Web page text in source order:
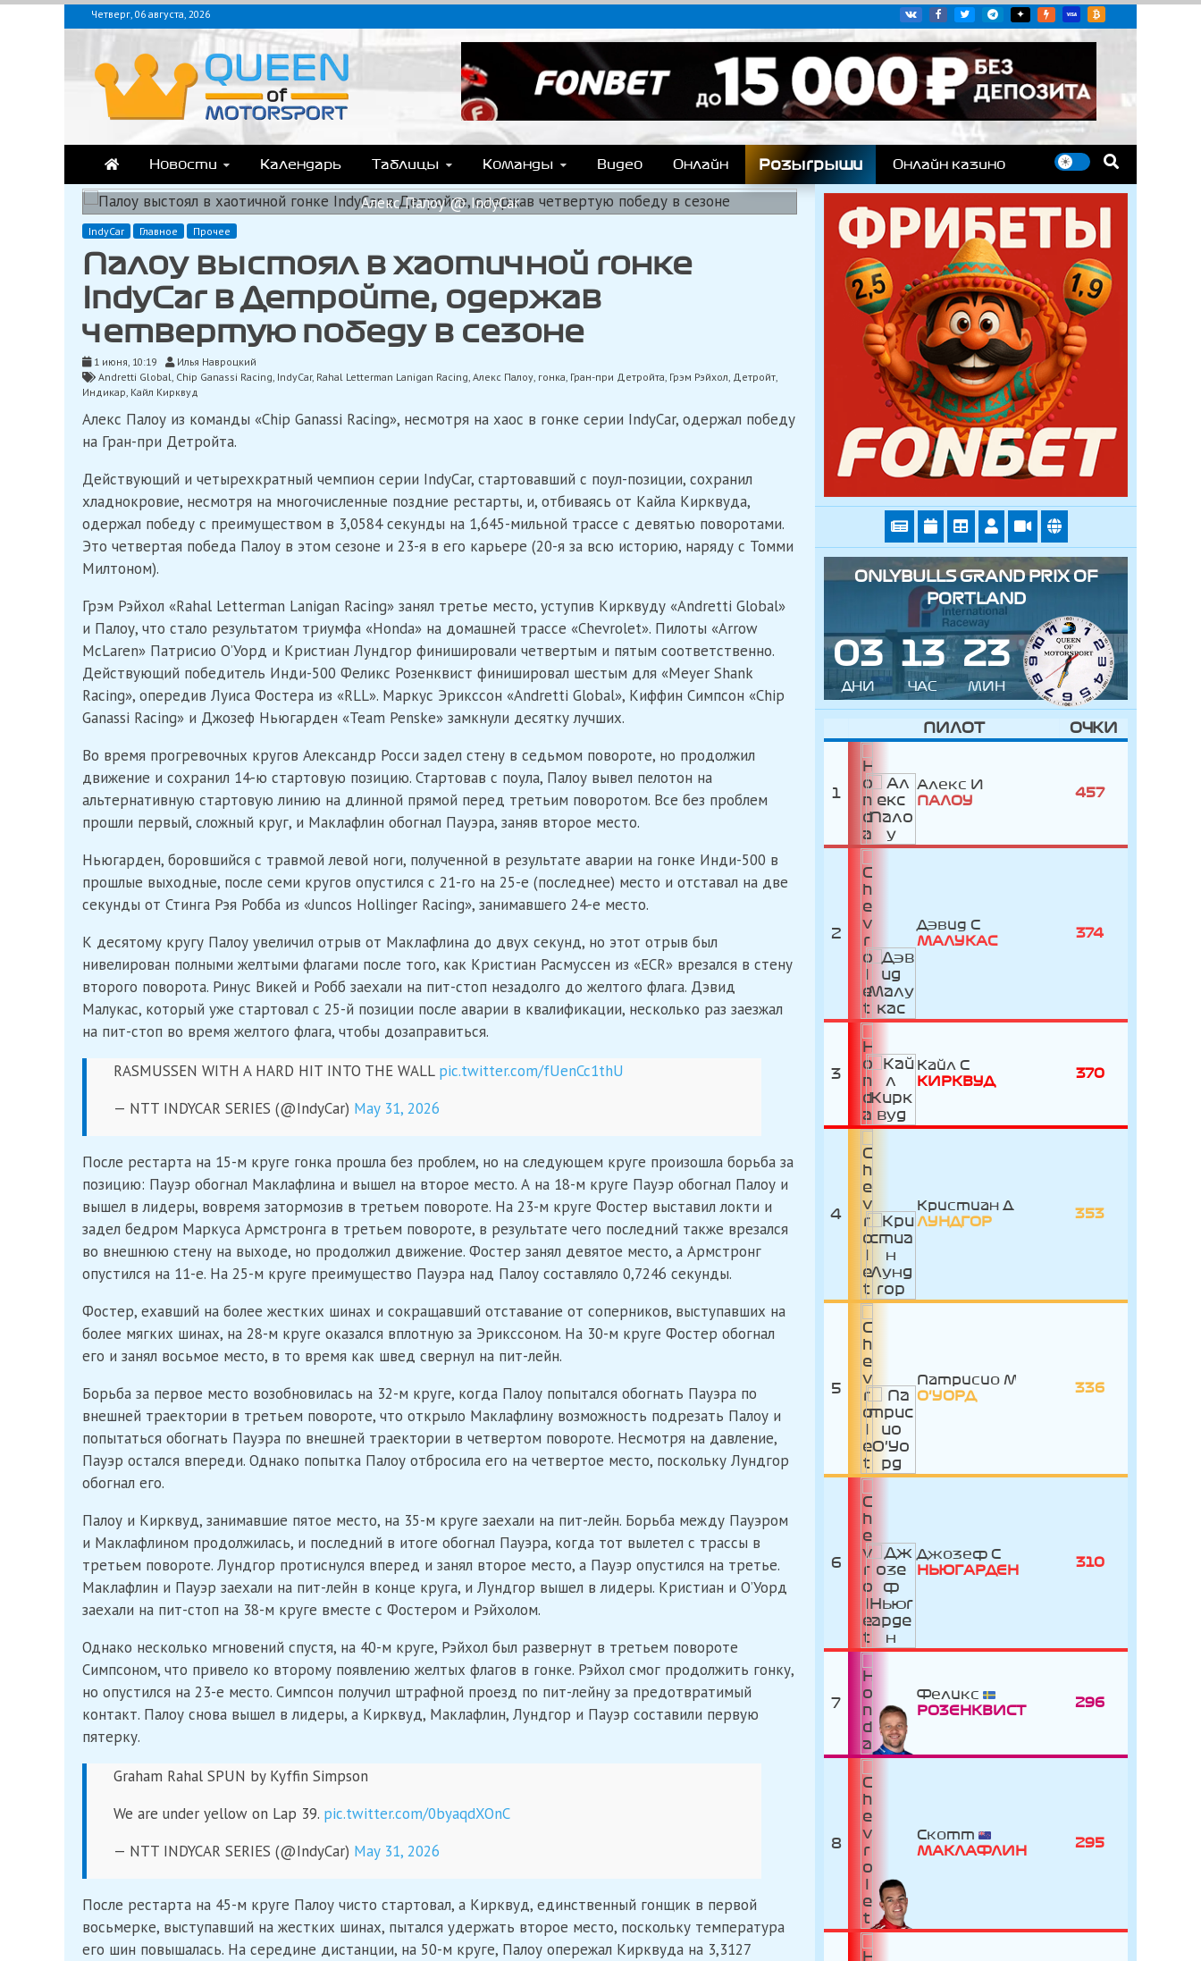
Перейти
к
содержимому
Четверг, 06 августа, 2026
QUEEN-OF-MOTORSPORT.COM
Аналитика, статистика, трансляции Формулы-1 (Ф2/Ф3/F1 Academy), Формулы Е, Moto GP, DTM, IndyCar, NASCAR, WRC (Dakar, WRX), WEC, IMSA и других гоночных серий
Новости Календарь Таблицы Команды Видео Онлайн Розыгрыши Онлайн казино
Алекс Палоу @ IndyCar
IndyCar Главное Прочее
Палоу выстоял в хаотичной гонке
IndyCar в Детройте, одержав
четвертую победу в сезоне
1 июня, 10:19
Илья Навроцкий
Andretti Global, Chip Ganassi Racing, IndyCar, Rahal Letterman Lanigan Racing, Алекс Палоу, гонка, Гран-при Детройта, Грэм Рэйхол, Детройт,
Индикар, Кайл Кирквуд
Алекс Палоу из команды «Chip Ganassi Racing», несмотря на хаос в гонке серии IndyCar, одержал победу
на Гран-при Детройта.
Действующий и четырехкратный чемпион серии IndyCar, стартовавший с поул-позиции, сохранил
хладнокровие, несмотря на многочисленные поздние рестарты, и, отбиваясь от Кайла Кирквуда,
одержал победу с преимуществом в 3,0584 секунды на 1,645-мильной трассе с девятью поворотами.
Это четвертая победа Палоу в этом сезоне и 23-я в его карьере (20-я за всю историю, наряду с Томми
Милтоном).
Грэм Рэйхол «Rahal Letterman Lanigan Racing» занял третье место, уступив Кирквуду «Andretti Global»
и Палоу, что стало результатом триумфа «Honda» на домашней трассе «Chevrolet». Пилоты «Arrow
McLaren» Патрисио О’Уорд и Кристиан Лундгор финишировали четвертым и пятым соответственно.
Действующий победитель Инди-500 Феликс Розенквист финишировал шестым для «Meyer Shank
Racing», опередив Луиса Фостера из «RLL». Маркус Эрикссон «Andretti Global», Киффин Симпсон «Chip
Ganassi Racing» и Джозеф Ньюгарден «Team Penske» замкнули десятку лучших.
Во время прогревочных кругов Александр Росси задел стену в седьмом повороте, но продолжил
движение и сохранил 14-ю стартовую позицию. Стартовав с поула, Палоу вывел пелотон на
альтернативную стартовую линию на длинной прямой перед третьим поворотом. Все без проблем
прошли первый, сложный круг, и Маклафлин обогнал Пауэра, заняв второе место.
Ньюгарден, боровшийся с травмой левой ноги, полученной в результате аварии на гонке Инди-500 в
прошлые выходные, после семи кругов опустился с 21-го на 25-е (последнее) место и отставал на две
секунды от Стинга Рэя Робба из «Juncos Hollinger Racing», занимавшего 24-е место.
К десятому кругу Палоу увеличил отрыв от Маклафлина до двух секунд, но этот отрыв был
нивелирован полными желтыми флагами после того, как Кристиан Расмуссен из «ECR» врезался в стену
второго поворота. Ринус Викей и Робб заехали на пит-стоп незадолго до желтого флага. Дэвид
Малукас, который уже стартовал с 25-й позиции после аварии в квалификации, несколько раз заезжал
на пит-стоп во время желтого флага, чтобы дозаправиться.
RASMUSSEN WITH A HARD HIT INTO THE WALL pic.twitter.com/fUenCc1thU
— NTT INDYCAR SERIES (@IndyCar) May 31, 2026
После рестарта на 15-м круге гонка прошла без проблем, но на следующем круге произошла борьба за
позицию: Пауэр обогнал Маклафлина и вышел на второе место. А на 18-м круге Пауэр обогнал Палоу и
вышел в лидеры, вовремя затормозив в третьем повороте. На 23-м круге Фостер выставил локти и
задел бедром Маркуса Армстронга в третьем повороте, в результате чего последний также врезался
во внешнюю стену на выходе, но продолжил движение. Фостер занял девятое место, а Армстронг
опустился на 11-е. На 25-м круге преимущество Пауэра над Палоу составляло 0,7246 секунды.
Фостер, ехавший на более жестких шинах и сокращавший отставание от соперников, выступавших на
более мягких шинах, на 28-м круге оказался вплотную за Эрикссоном. На 30-м круге Фостер обогнал
его и занял восьмое место, в то время как швед свернул на пит-лейн.
Борьба за первое место возобновилась на 32-м круге, когда Палоу попытался обогнать Пауэра по
внешней траектории в третьем повороте, что открыло Маклафлину возможность подрезать Палоу и
попытаться обогнать Пауэра по внешней траектории в четвертом повороте. Несмотря на давление,
Пауэр остался впереди. Однако попытка Палоу отбросила его на четвертое место, поскольку Лундгор
обогнал его.
Палоу и Кирквуд, занимавшие пятое место, на 35-м круге заехали на пит-лейн. Борьба между Пауэром
и Маклафлином продолжилась, и последний в итоге обогнал Пауэра, когда тот вылетел с трассы в
третьем повороте. Лундгор протиснулся вперед и занял второе место, а Пауэр опустился на третье.
Маклафлин и Пауэр заехали на пит-лейн в конце круга, и Лундгор вышел в лидеры. Кристиан и О’Уорд
заехали на пит-стоп на 38-м круге вместе с Фостером и Рэйхолом.
Однако несколько мгновений спустя, на 40-м круге, Рэйхол был развернут в третьем повороте
Симпсоном, что привело ко второму появлению желтых флагов в гонке. Рэйхол смог продолжить гонку,
но опустился на 23-е место. Симпсон получил штрафной проезд по пит-лейну за предотвратимый
контакт. Палоу снова вышел в лидеры, а Кирквуд, Маклафлин, Лундгор и Пауэр составили первую
пятерку.
Graham Rahal SPUN by Kyffin Simpson
We are under yellow on Lap 39. pic.twitter.com/0byaqdXOnC
— NTT INDYCAR SERIES (@IndyCar) May 31, 2026
После рестарта на 45-м круге Палоу чисто стартовал, а Кирквуд, единственный гонщик в первой
восьмерке, выступавший на жестких шинах, пытался удержать второе место, поскольку температура
его шин повышалась. На середине дистанции, на 50-м круге, Палоу опережал Кирквуда на 3,3127
ONLYBULLS GRAND PRIX OF
PORTLAND
03
ДНИ
13
ЧАС
23
МИН
ПИЛОТ ОЧКИ
1
Алекс
ПАЛОУ
457
2
Дэвид
МАЛУКАС
374
3
Кайл
КИРКВУД
370
4
Кристиан
ЛУНДГОР
353
5
Патрисио
О'УОРД
336
6
Джозеф
НЬЮГАРДЕН
310
7
Феликс
РОЗЕНКВИСТ
296
8
Скотт
МАКЛАФЛИН
295